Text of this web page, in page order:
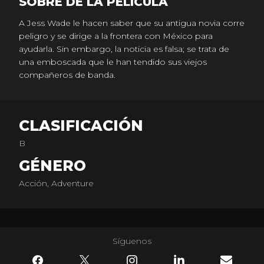
A Jess Wade le hacen saber que su antigua novia corre
peligro y se dirige a la frontera con México para
ayudarla. Sin embargo, la noticia es falsa; se trata de
una emboscada que le han tendido sus viejos
compañeros de banda.
CLASIFICACIÓN
B
GÉNERO
Acción, Adventure
Síguenos